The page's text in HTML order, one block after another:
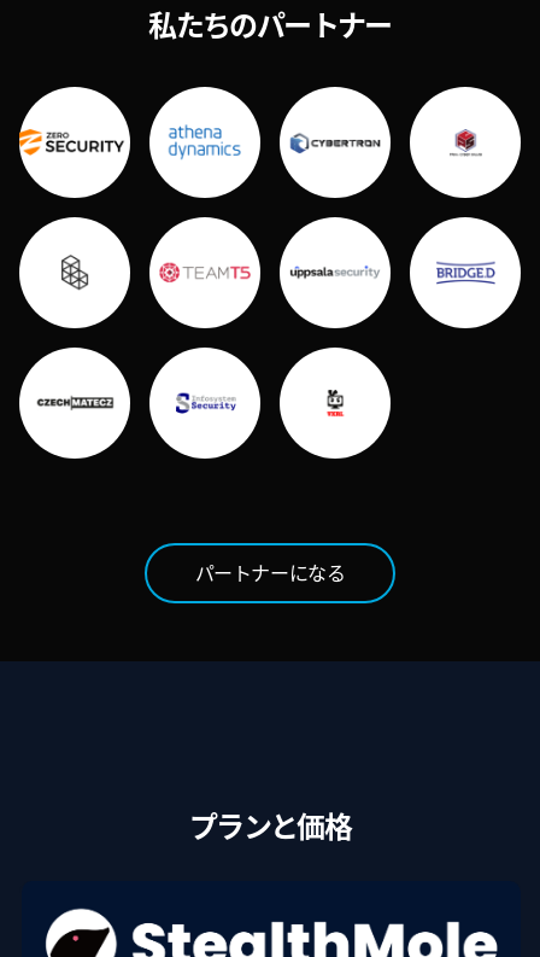
私たちのパートナー
パートナーになる
プランと価格